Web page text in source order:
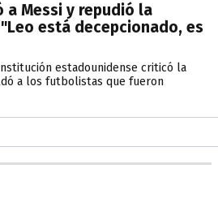
a Messi y repudió la
está decepcionado, es
estadounidense criticó la
a los futbolistas que fueron